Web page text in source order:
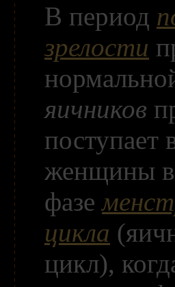
В период
зрелости
яичников
поступает
женщины
фазе
цикла
цикл),